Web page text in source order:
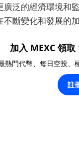
泛的經濟環境和
斷變化和發展的
加入 MEXC 領取
熱門代幣、每日空投、
註